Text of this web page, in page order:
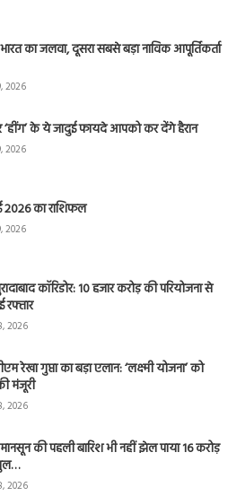
का जलवा, दूसरा सबसे बड़ा नाविक आपूर्तिकर्ता
2026
के ये जादुई फायदे आपको कर देंगे हैरान
2026
2026 का राशिफल
2026
कॉरिडोर: 10 हजार करोड़ की परियोजना से
रफ्तार
2026
रेखा गुप्ता का बड़ा एलान: ‘लक्ष्मी योजना’ को
मंजूरी
2026
की पहली बारिश भी नहीं झेल पाया 16 करोड़
2026